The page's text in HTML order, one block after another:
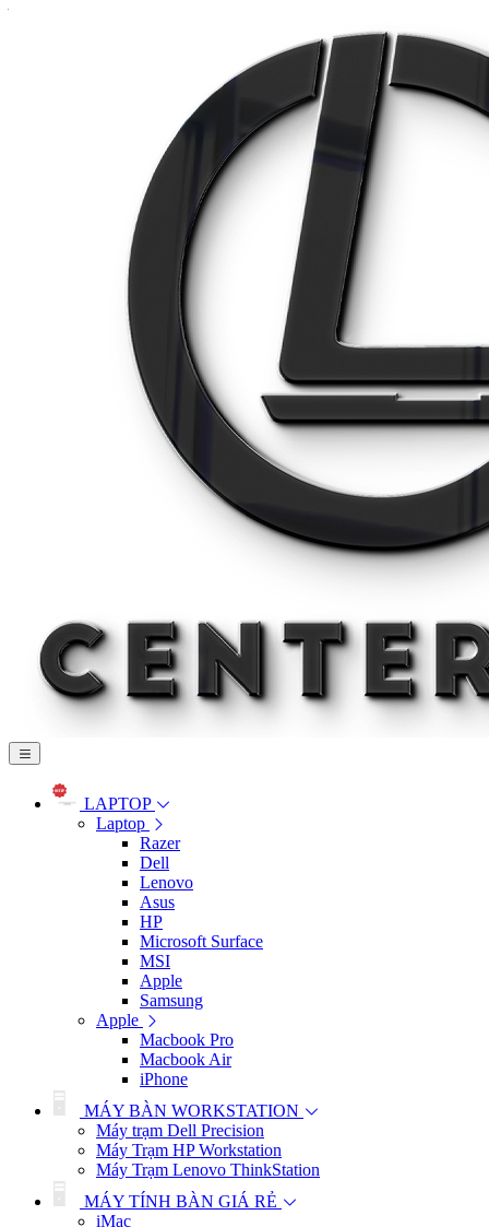
LAPTOP
Laptop
Razer
Dell
Lenovo
Asus
HP
Microsoft Surface
MSI
Apple
Samsung
Apple
Macbook Pro
Macbook Air
iPhone
MÁY BÀN WORKSTATION
Máy trạm Dell Precision
Máy Trạm HP Workstation
Máy Trạm Lenovo ThinkStation
MÁY TÍNH BÀN GIÁ RẺ
iMac